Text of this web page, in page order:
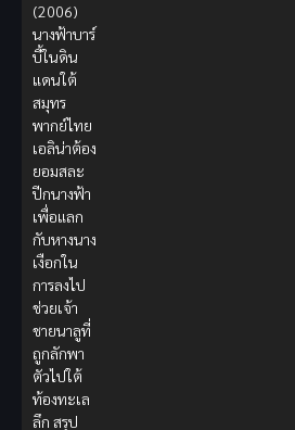
(2006)
นางฟ้าบาร์
บี้ในดิน
แดนใต้
สมุทร
พากย์ไทย
เอลิน่าต้อง
ยอมสละ
ปีกนางฟ้า
เพื่อแลก
กับหางนาง
เงือกใน
การลงไป
ช่วยเจ้า
ชายนาลูที่
ถูกลักพา
ตัวไปใต้
ท้องทะเล
ลึก สรุป